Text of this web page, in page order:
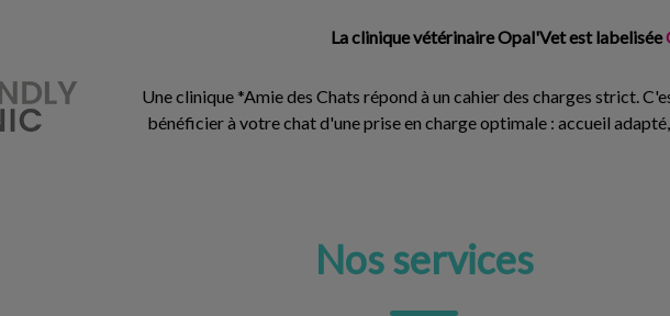
La clinique vétérinaire Opal'Vet est labelisée
Une clinique *Amie des Chats répond à un cahier des charges strict.
bénéficier à votre chat d'une prise en charge optimale : accueil
Nos services